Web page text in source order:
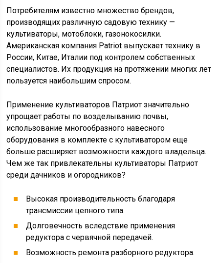
Потребителям известно множество брендов,
производящих различную садовую технику —
культиваторы, мотоблоки, газонокосилки.
Американская компания Patriot выпускает технику в
России, Китае, Италии под контролем собственных
специалистов. Их продукция на протяжении многих лет
пользуется наибольшим спросом.
Применение культиваторов Патриот значительно
упрощает работы по возделыванию почвы,
использование многообразного навесного
оборудования в комплекте с культиватором еще
больше расширяет возможности каждого владельца.
Чем же так привлекательны культиваторы Патриот
среди дачников и огородников?
Высокая производительность благодаря
трансмиссии цепного типа.
Долговечность вследствие применения
редуктора с червячной передачей.
Возможность ремонта разборного редуктора.